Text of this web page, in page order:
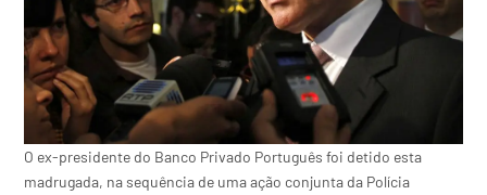
O ex-presidente do Banco Privado Português foi detido esta
madrugada, na sequência de uma ação conjunta da Polícia